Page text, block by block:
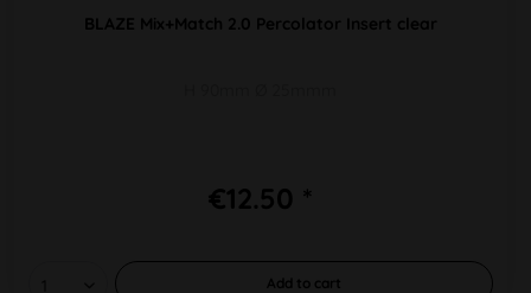
BLAZE Mix+Match 2.0 Percolator Insert clear
€12.50 *
Add to cart